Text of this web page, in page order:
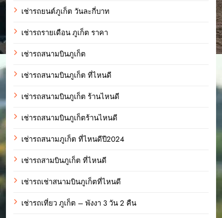
เช่ารถยนต์ภูเก็ต วันละกี่บาท
เช่ารถรายเดือน ภูเก็ต ราคา
เช่ารถสนามบินภูเก็ต
เช่ารถสนามบินภูเก็ต ที่ไหนดี
เช่ารถสนามบินภูเก็ต ร้านไหนดี
เช่ารถสนามบินภูเก็ตร้านไหนดี
เช่ารถสนามภูเก็ต ที่ไหนดีปี2024
เช่ารถสามบินภูเก็ต ที่ไหนดี
เช่ารถเช่าสนามบินภูเก็ตที่ไหนดี
เช่ารถเที่ยว ภูเก็ต – พังงา 3 วัน 2 คืน